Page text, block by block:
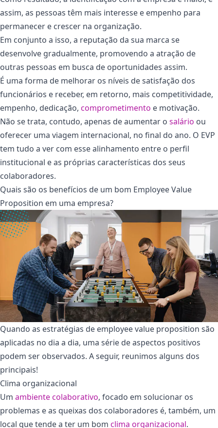
assim, as pessoas têm mais interesse e empenho para
permanecer e crescer na organização.
Em conjunto a isso, a reputação da sua marca se
desenvolve gradualmente, promovendo a atração de
outras pessoas em busca de oportunidades assim.
É uma forma de melhorar os níveis de satisfação dos
funcionários e receber, em retorno, mais competitividade,
empenho, dedicação, comprometimento e motivação.
Não se trata, contudo, apenas de aumentar o salário ou
oferecer uma viagem internacional, no final do ano. O EVP
tem tudo a ver com esse alinhamento entre o perfil
institucional e as próprias características dos seus
colaboradores.
Quais são os benefícios de um bom Employee Value
Proposition em uma empresa?
Quando as estratégias de employee value proposition são
aplicadas no dia a dia, uma série de aspectos positivos
podem ser observados. A seguir, reunimos alguns dos
principais!
Clima organizacional
Um ambiente colaborativo, focado em solucionar os
problemas e as queixas dos colaboradores é, também, um
local que tende a ter um bom clima organizacional.